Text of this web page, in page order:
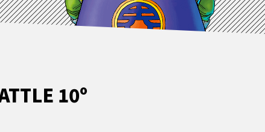
10º